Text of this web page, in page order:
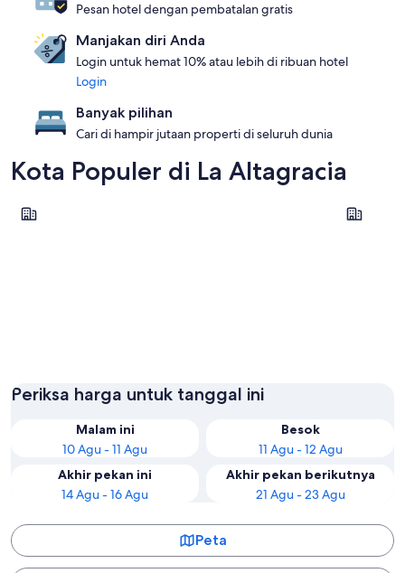
Pesan hotel dengan pembatalan gratis
Manjakan diri Anda
Login untuk hemat 10% atau lebih di ribuan hotel
Login
Banyak pilihan
Cari di hampir jutaan properti di seluruh dunia
Kota Populer di La Altagracia
Punta Cana
Punta Cana San
Periksa harga untuk tanggal ini
Malam ini
10 Agu - 11 Agu
Besok
11 Agu - 12 Agu
Akhir pekan ini
14 Agu - 16 Agu
Akhir pekan berikutnya
21 Agu - 23 Agu
Peta